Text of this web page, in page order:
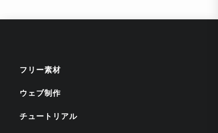
フリー素材
ウェブ制作
チュートリアル